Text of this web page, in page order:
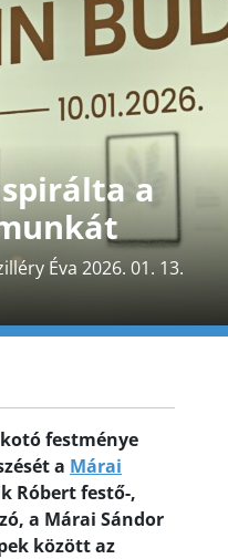
a
Éva 2026. 01. 13.
festménye
a Márai
Róbert festő-,
a Márai Sándor
között az